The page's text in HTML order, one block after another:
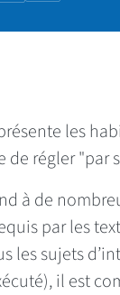
les
de régler "par
à de
par les
les sujets
il est